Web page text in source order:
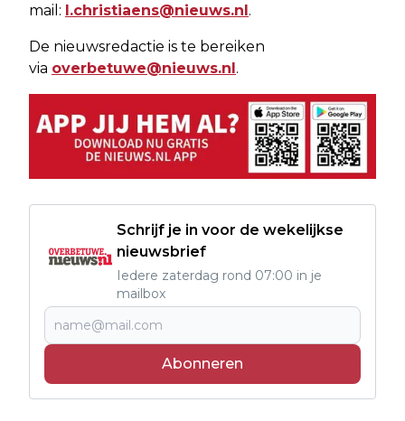
mail: l.christiaens@nieuws.nl.
De nieuwsredactie is te bereiken
via overbetuwe@nieuws.nl.
Schrijf je in voor de wekelijkse
nieuwsbrief
Iedere zaterdag rond 07:00 in je
mailbox
Abonneren